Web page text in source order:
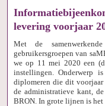
levering voorjaar
Met de
gebruikersgroepen van
we op 11 mei 2020 een
instellingen. Onderwerp
diplomeren die dit
de administratieve kant,
BRON. In grote lijnen is